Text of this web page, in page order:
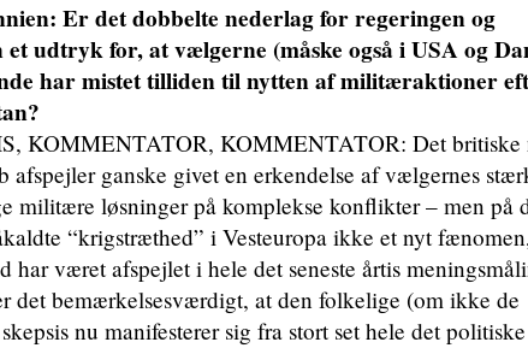
Er det dobbelte nederlag for regeringen og
et udtryk for, at vælgerne (måske også i USA og
har mistet tilliden til nytten af militæraktioner
KOMMENTATOR, KOMMENTATOR: Det britiske
afspejler ganske givet en erkendelse af vælgernes
militære løsninger på komplekse konflikter – men på
“krigstræthed” i Vesteuropa ikke et nyt
har været afspejlet i hele det seneste årtis
det bemærkelsesværdigt, at den folkelige (om ikke de
nu manifesterer sig fra stort set hele det politiske